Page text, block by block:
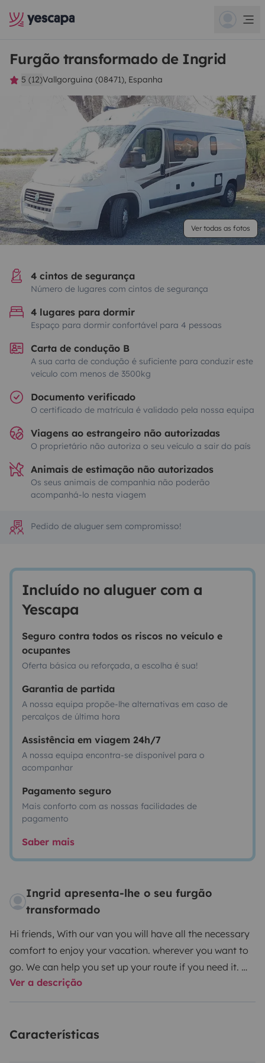
Furgão transformado de Ingrid
5 (12)Vallgorguina (08471), Espanha
Ver todas as fotos
4 cintos de segurança
Número de lugares com cintos de segurança
4 lugares para dormir
Espaço para dormir confortável para 4 pessoas
Carta de condução B
A sua carta de condução é suficiente para conduzir este
veículo com menos de 3500kg
Documento verificado
O certificado de matrícula é validado pela nossa equipa
Viagens ao estrangeiro não autorizadas
O proprietário não autoriza o seu veículo a sair do país
Animais de estimação não autorizados
Os seus animais de companhia não poderão
acompanhá-lo nesta viagem
Pedido de aluguer sem compromisso!
Incluído no aluguer com a
Yescapa
Seguro contra todos os riscos no veículo e
ocupantes
Oferta básica ou reforçada, a escolha é sua!
Garantia de partida
A nossa equipa propõe-lhe alternativas em caso de
percalços de última hora
Assistência em viagem 24h/7
A nossa equipa encontra-se disponível para o
acompanhar
Pagamento seguro
Mais conforto com as nossas facilidades de
pagamento
Saber mais
Ingrid apresenta-lhe o seu furgão
transformado
Hi friends, With our van you will have all the necessary
comfort to enjoy your vacation. wherever you want to
go. We can help you set up your route if you need it. We
will be available for any questions you might have
cannot, thus increasing the feeling of freedom. It also
Ver a descrição
Características